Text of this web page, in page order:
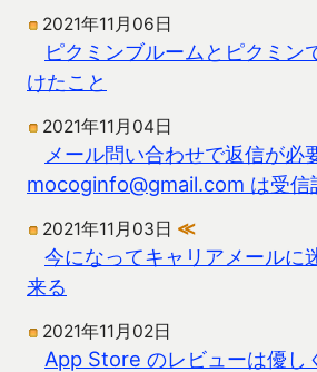
2021年11月06日
ピクミンブルームとピクミン
けたこと
2021年11月04日
メール問い合わせで返信が必
mocoginfo@gmail.com は受信
2021年11月03日 ≪
今になってキャリアメールに
来る
2021年11月02日
App Store のレビューは優し